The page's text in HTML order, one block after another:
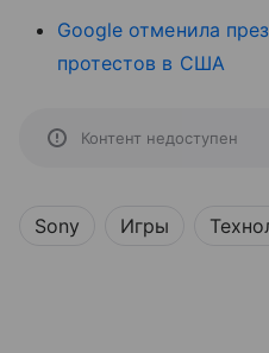
Google отменила
протестов в США
Контент недоступен
Sony Игры